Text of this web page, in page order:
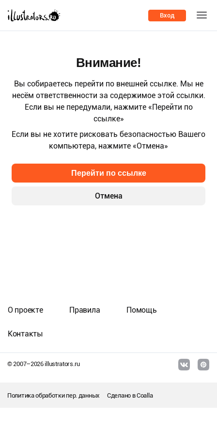
Вход
Внимание!
Вы собираетесь перейти по внешней ссылке. Мы не
несём ответственности за содержимое этой ссылки.
Если вы не передумали, нажмите «Перейти по
ссылке»
Если вы не хотите рисковать безопасностью Вашего
компьютера, нажмите «Отмена»
Отмена
Перейти по ссылке
© 2007–2026illustrators.ru
О проекте Правила Помощь
Контакты
Политика обработки пер. данных Сделано вCoalla